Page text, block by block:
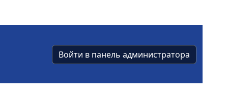
Войти в панель администратора